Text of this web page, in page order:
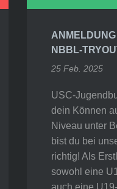
NBBL-
25 Feb. 2025
USC-
dein Können
Niveau unter
bist du bei
richtig! Als
sowohl eine
auch eine